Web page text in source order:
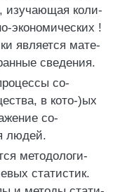
изучающая коли-
экономических !
является мате-
сведения.
со-
в кото-)ых
со-
людей.
методологи-
статистик.